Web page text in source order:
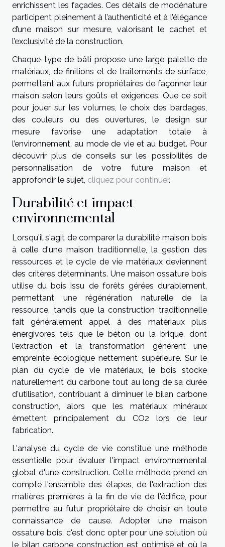
enrichissent les façades. Ces détails de modénature
participent pleinement à l’authenticité et à l’élégance
d’une maison sur mesure, valorisant le cachet et
l’exclusivité de la construction.
Chaque type de bâti propose une large palette de
matériaux, de finitions et de traitements de surface,
permettant aux futurs propriétaires de façonner leur
maison selon leurs goûts et exigences. Que ce soit
pour jouer sur les volumes, le choix des bardages,
des couleurs ou des ouvertures, le design sur
mesure favorise une adaptation totale à
l’environnement, au mode de vie et au budget. Pour
découvrir plus de conseils sur les possibilités de
personnalisation de votre future maison et
approfondir le sujet, cliquez pour continuer.
Durabilité et impact
environnemental
Lorsqu'il s'agit de comparer la durabilité maison bois
à celle d'une maison traditionnelle, la gestion des
ressources et le cycle de vie matériaux deviennent
des critères déterminants. Une maison ossature bois
utilise du bois issu de forêts gérées durablement,
permettant une régénération naturelle de la
ressource, tandis que la construction traditionnelle
fait généralement appel à des matériaux plus
énergivores tels que le béton ou la brique, dont
l'extraction et la transformation génèrent une
empreinte écologique nettement supérieure. Sur le
plan du cycle de vie matériaux, le bois stocke
naturellement du carbone tout au long de sa durée
d'utilisation, contribuant à diminuer le bilan carbone
construction, alors que les matériaux minéraux
émettent principalement du CO2 lors de leur
fabrication.
L'analyse du cycle de vie constitue une méthode
essentielle pour évaluer l'impact environnemental
global d'une construction. Cette méthode prend en
compte l'ensemble des étapes, de l'extraction des
matières premières à la fin de vie de l'édifice, pour
permettre au futur propriétaire de choisir en toute
connaissance de cause. Adopter une maison
ossature bois, c'est donc opter pour une solution où
le bilan carbone construction est optimisé et où la